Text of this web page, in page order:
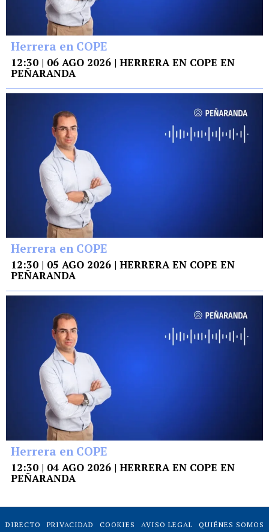
Herrera en COPE
12:30 | 06 AGO 2026 | HERRERA EN COPE EN
PEÑARANDA
Herrera en COPE
12:30 | 05 AGO 2026 | HERRERA EN COPE EN
PEÑARANDA
Herrera en COPE
12:30 | 04 AGO 2026 | HERRERA EN COPE EN
PEÑARANDA
DIRECTO PRIVACIDAD COOKIES AVISO LEGAL
QUIÉNES SOMOS